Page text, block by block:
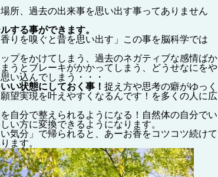
所、過去の出来事を思い出す事ってありません
する事ができます。
りを嗅ぐと昔を思い出す」この事を脳科学では
プをかけてしまう、過去のネガティブな感情ばか
うとブレーキがかかってしまう、どうせなにをや
い込んでしまう・・・
い状態にしておく事！ 捉え方や思考の癖がゆっく
望実現を叶えやすくなるんです！を多くの人に広
自分で整えられるようになる！自然体の自分でい
い方に変換できるようになります。
気分」で帰られると、あーお香をコツコツ続けて
ます。